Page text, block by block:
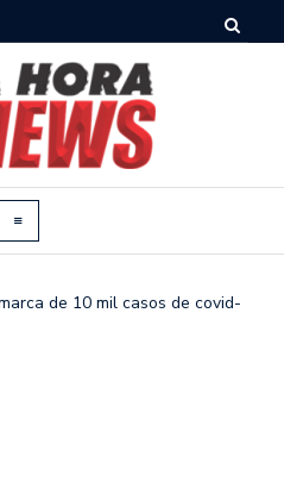
de 10 mil casos de covid-